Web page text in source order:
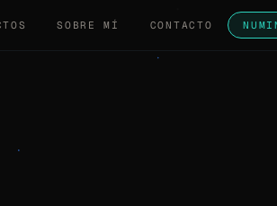
SOBRE MÍ CONTACTO